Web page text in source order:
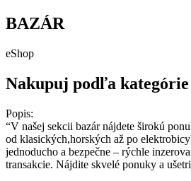
BAZÁR
eShop
Nakupuj podľa kategórie
Popis:
“V našej sekcii bazár nájdete širokú
od klasických,horských až po
jednoducho a bezpečne – rýchle
transakcie. Nájdite skvelé ponuky a